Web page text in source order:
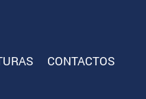
CONTACTOS